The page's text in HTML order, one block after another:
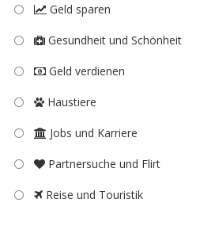
Geld sparen
Gesundheit und Schönheit
Geld verdienen
Haustiere
Jobs und Karriere
Partnersuche und Flirt
Reise und Touristik